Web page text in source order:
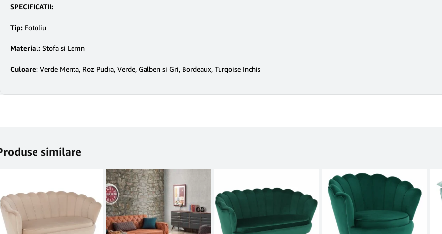
SPECIFICATII:
Tip: Fotoliu
Material: Stofa si Lemn
Culoare: Verde Menta, Roz Pudra, Verde, Galben si Gri, Bordeaux, Turqoise Inchis
similare